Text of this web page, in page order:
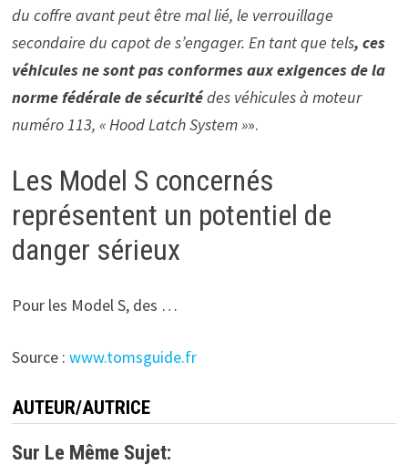
du coffre avant peut être mal lié, le verrouillage
secondaire du capot de s’engager. En tant que tels, ces
véhicules ne sont pas conformes aux exigences de la
norme fédérale de sécuritédes véhicules à moteur
numéro 113, « Hood Latch System »».
Les Model S concernés
représentent un potentiel de
danger sérieux
Pour les Model S, des …
Source : www.tomsguide.fr
AUTEUR/AUTRICE
Sur Le Même Sujet: